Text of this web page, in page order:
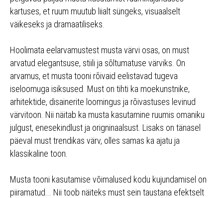
kartuses, et ruum muutub liialt süngeks, visuaalselt
väikeseks ja dramaatiliseks.
Hoolimata eelarvamustest musta värvi osas, on must
arvatud elegantsuse, stiili ja sõltumatuse värviks. On
arvamus, et musta tooni rõivaid eelistavad tugeva
iseloomuga isiksused. Must on tihti ka moekunstnike,
arhitektide, disainerite loomingus ja rõivastuses levinud
värvitoon. Nii näitab ka musta kasutamine ruumis omaniku
julgust, enesekindlust ja origninaalsust. Lisaks on tänasel
päeval must trendikas värv, olles samas ka ajatu ja
klassikaline toon.
Musta tooni kasutamise võimalused kodu kujundamisel on
piiramatud... Nii toob näiteks must sein taustana efektselt